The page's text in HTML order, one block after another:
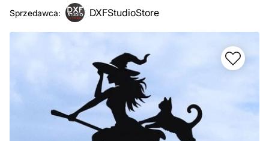
Sprzedawca: DXFStudioStore